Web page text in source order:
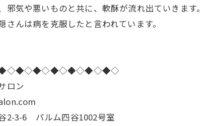
邪気や悪いものと共に、軟酥が流れ出ていきます。
さんは病を克服したと言われています。
ロン
2-3-6 パルム四谷1002号室